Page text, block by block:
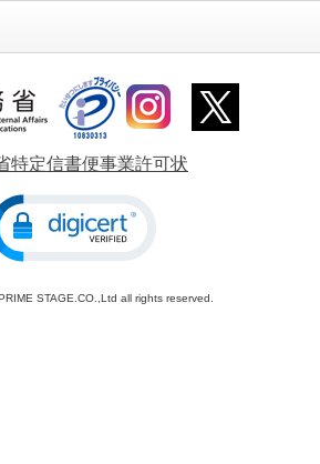
特定信書便事業許可状
STAGE.CO.,Ltd all rights reserved.